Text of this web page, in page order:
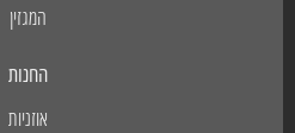
המגזין
החנות
אוזניות